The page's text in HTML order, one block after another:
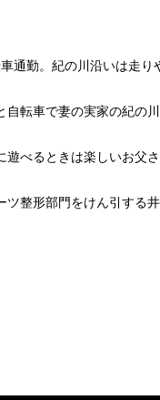
通勤。紀の川沿いは走り
転車で妻の実家の紀の
べるときは楽しいお父
整形部門をけん引す